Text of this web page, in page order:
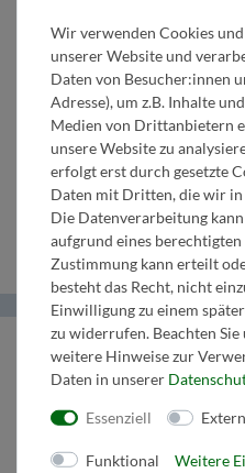
Klarinette
in B
1. Tenor-
Saxophon
in B
in B
1.
Helma Musikverlag
Mail:music@helmamusic.com
Wir verwenden Cookies
unserer Website und
Daten von Besucher:innen
Adresse), um z.B. Inhalte
Medien von Drittanbietern
unsere Website zu
erfolgt erst durch gesetzte
Daten mit Dritten, die wir in
Die Datenverarbeitung
aufgrund eines
Zustimmung kann erteilt
besteht das Recht, nicht
Einwilligung zu einem
zu widerrufen. Beachten Sie
weitere Hinweise zur
Daten in unserer
Essenziell
Funktional Weitere